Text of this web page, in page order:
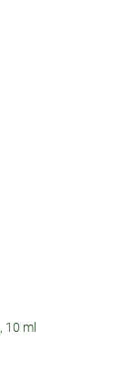
10 ml